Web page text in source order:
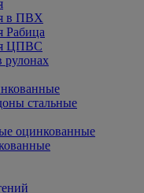
в ПВХ
Рабица
ЦПВС
рулонах
стальные
оцинкованные